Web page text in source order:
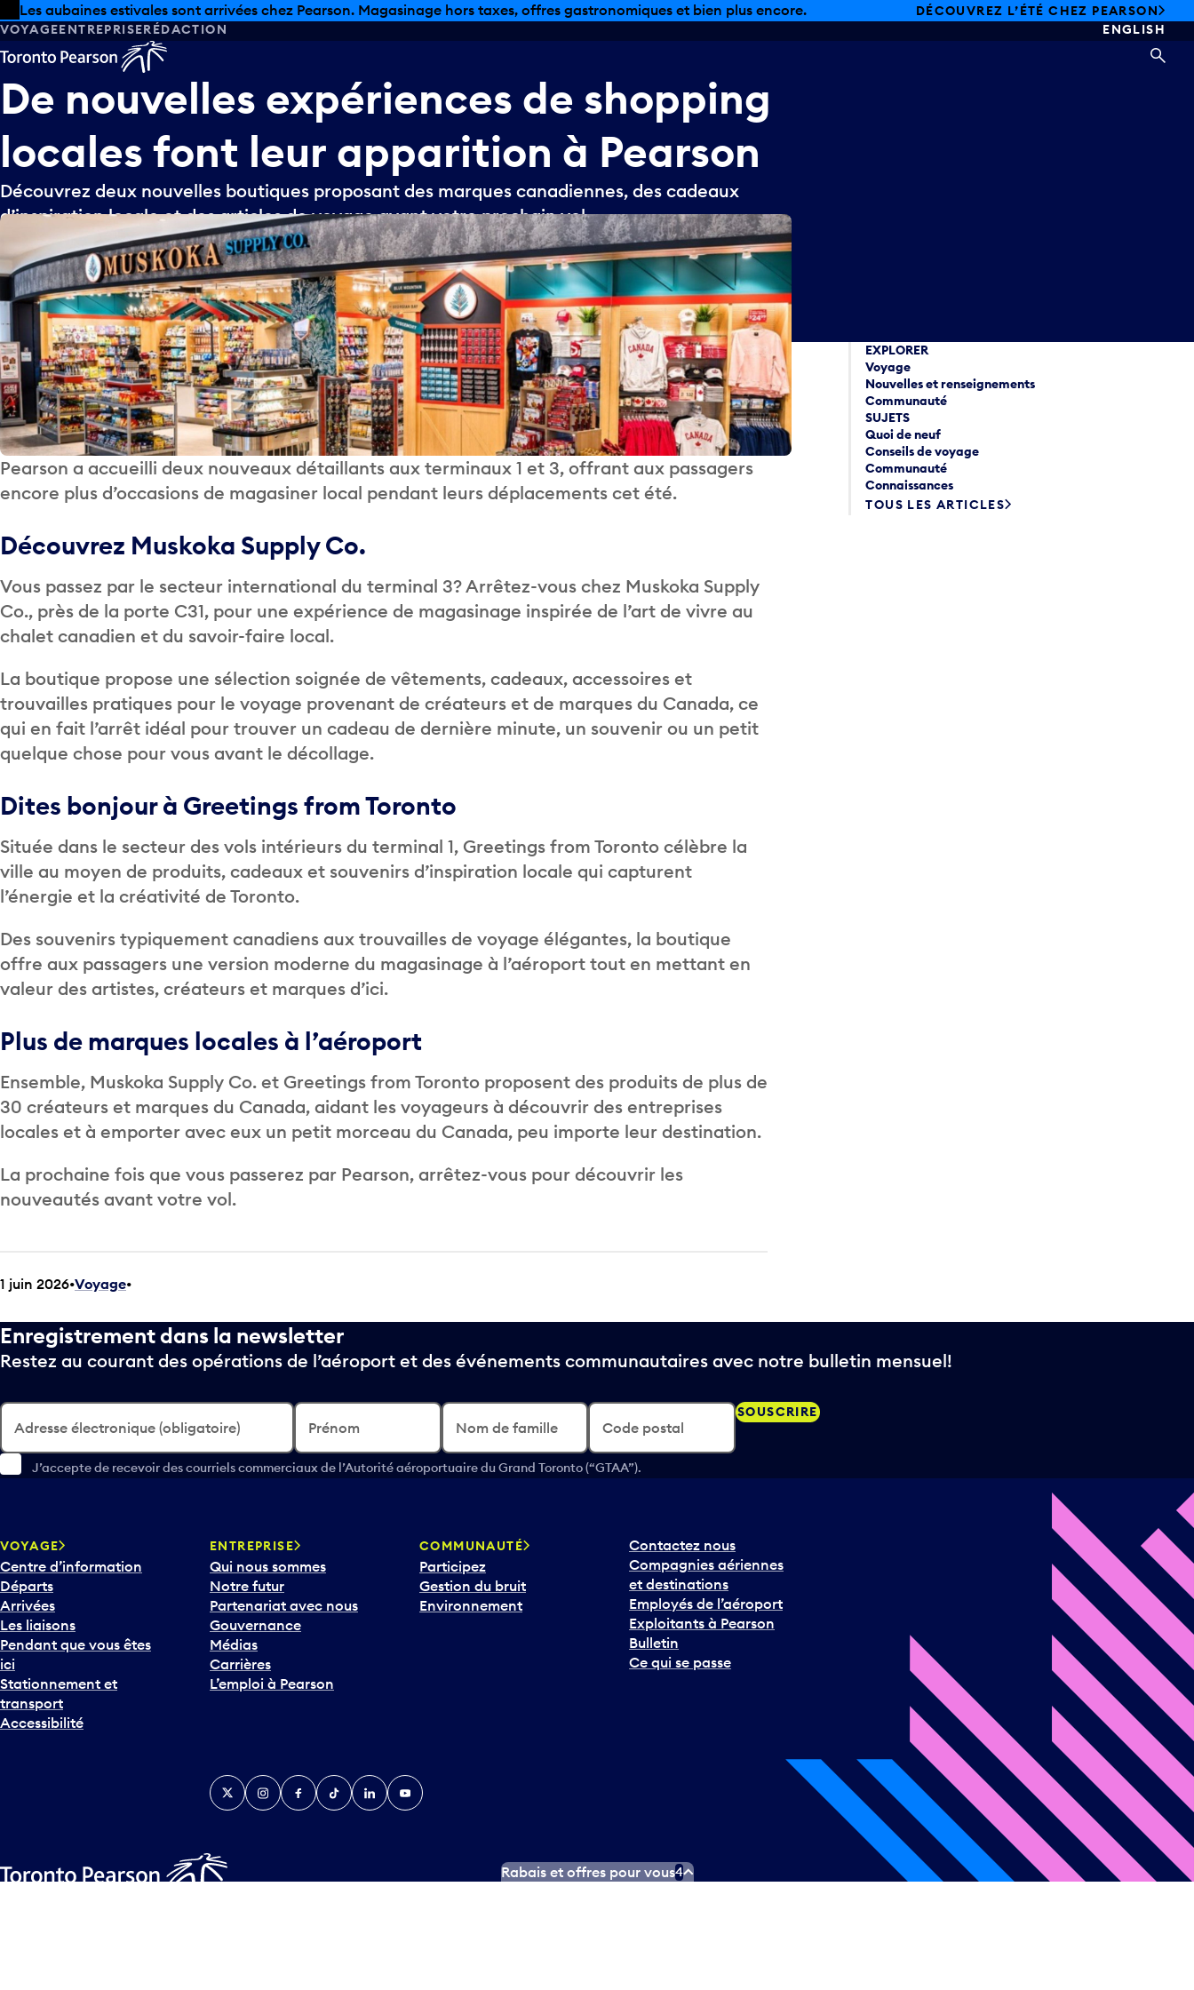
Skip to offers
Passer au contenu principal
Les aubaines estivales sont arrivées chez Pearson. Magasinage hors taxes, offres gastronomiques et bien plus encore.
DÉCOUVREZ L’ÉTÉ CHEZ PEARSON
VOYAGEENTREPRISERÉDACTION ENGLISH
De nouvelles expériences de shopping
localesfont leur apparition à Pearson
Découvrez deux nouvelles boutiques proposant des marques canadiennes, des cadeaux
d’inspiration locale et des articles de voyage avant votre prochain vol.
Pearson a accueilli deux nouveaux détaillants aux terminaux 1 et 3, offrant aux passagers
encore plus d’occasions de magasiner local pendant leurs déplacements cet été.
Découvrez Muskoka Supply Co.
Vous passez par le secteur international du terminal 3? Arrêtez-vous chez Muskoka Supply
Co., près de la porte C31, pour une expérience de magasinage inspirée de l’art de vivre au
chalet canadien et du savoir-faire local.
La boutique propose une sélection soignée de vêtements, cadeaux, accessoires et
trouvailles pratiques pour le voyage provenant de créateurs et de marques du Canada, ce
qui en fait l’arrêt idéal pour trouver un cadeau de dernière minute, un souvenir ou un petit
quelque chose pour vous avant le décollage.
Dites bonjour à Greetings from Toronto
Située dans le secteur des vols intérieurs du terminal 1, Greetings from Toronto célèbre la
ville au moyen de produits, cadeaux et souvenirs d’inspiration locale qui capturent
l’énergie et la créativité de Toronto.
Des souvenirs typiquement canadiens aux trouvailles de voyage élégantes, la boutique
offre aux passagers une version moderne du magasinage à l’aéroport tout en mettant en
valeur des artistes, créateurs et marques d’ici.
Plus de marques locales à l’aéroport
Ensemble, Muskoka Supply Co. et Greetings from Toronto proposent des produits de plus de
30 créateurs et marques du Canada, aidant les voyageurs à découvrir des entreprises
locales et à emporter avec eux un petit morceau du Canada, peu importe leur destination.
La prochaine fois que vous passerez par Pearson, arrêtez-vous pour découvrir les
nouveautés avant votre vol.
1 juin 2026 Voyage•
EXPLORER
Voyage
Nouvelles et renseignements
Communauté
SUJETS
Quoi de neuf
Conseils de voyage
Communauté
Connaissances
TOUS LES ARTICLES
Enregistrement dans la newsletter
Restez au courant des opérations de l’aéroport et des événements communautaires avec notre bulletin mensuel!
Adresse électronique (obligatoire) Prénom Nom de famille Code postal
J’accepte de recevoir des courriels commerciaux de l’Autorité aéroportuaire du Grand Toronto (“GTAA”).
SOUSCRIRE
VOYAGE
Centre d’information
Départs
Arrivées
Les liaisons
Pendant que vous êtes
ici
Stationnement et
transport
Accessibilité
ENTREPRISE
Qui nous sommes
Notre futur
Partenariat avec nous
Gouvernance
Médias
Carrières
L’emploi à Pearson
COMMUNAUTÉ
Participez
Gestion du bruit
Environnement
Contactez nous
Compagnies aériennes
et destinations
Employés de l’aéroport
Exploitants à Pearson
Bulletin
Ce qui se passe
TwitterInstagramFacebook
TikTokLinkedInYouTube
Rabais et offres pour vous4